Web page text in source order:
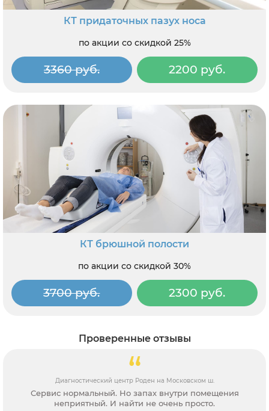
КТ придаточных пазух носа
по акции со скидкой 25%
3360 руб. 2200 руб.
КТ брюшной полости
по акции со скидкой 30%
3700 руб. 2300 руб.
Проверенные отзывы
Диагностический центр Роден на Московском ш.
Сервис нормальный. Но запах внутри помещения
неприятный. И найти не очень просто.